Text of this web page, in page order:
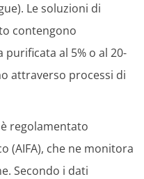
Le soluzioni di
contengono
al 5% o al 20-
attraverso processi di
regolamentato
(AIFA), che ne monitora
Secondo i dati